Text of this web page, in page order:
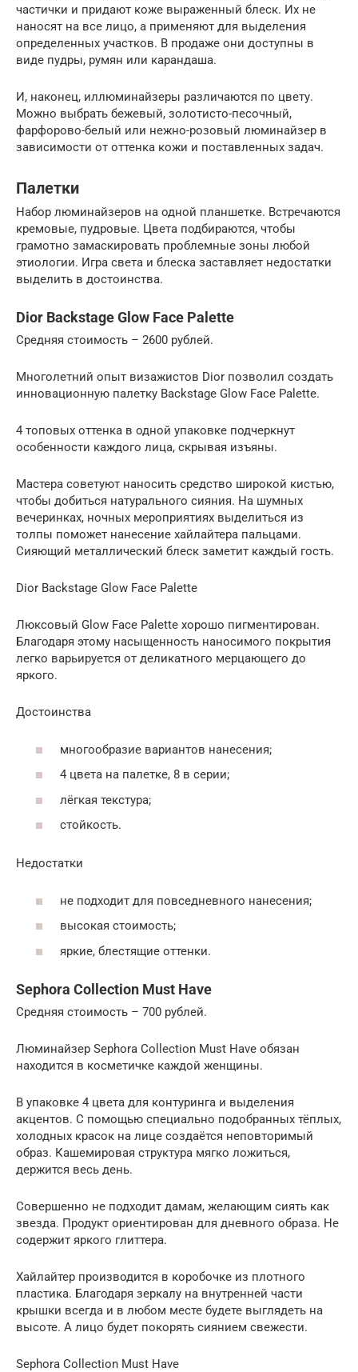
частички и придают коже выраженный блеск. Их не
наносят на все лицо, а применяют для выделения
определенных участков. В продаже они доступны в
виде пудры, румян или карандаша.
И, наконец, иллюминайзеры различаются по цвету.
Можно выбрать бежевый, золотисто-песочный,
фарфорово-белый или нежно-розовый люминайзер в
зависимости от оттенка кожи и поставленных задач.
Палетки
Набор люминайзеров на одной планшетке. Встречаются
кремовые, пудровые. Цвета подбираются, чтобы
грамотно замаскировать проблемные зоны любой
этиологии. Игра света и блеска заставляет недостатки
выделить в достоинства.
Dior Backstage Glow Face Palette
Средняя стоимость – 2600 рублей.
Многолетний опыт визажистов Dior позволил создать
инновационную палетку Backstage Glow Face Palette.
4 топовых оттенка в одной упаковке подчеркнут
особенности каждого лица, скрывая изъяны.
Мастера советуют наносить средство широкой кистью,
чтобы добиться натурального сияния. На шумных
вечеринках, ночных мероприятиях выделиться из
толпы поможет нанесение хайлайтера пальцами.
Сияющий металлический блеск заметит каждый гость.
Dior Backstage Glow Face Palette
Люксовый Glow Face Palette хорошо пигментирован.
Благодаря этому насыщенность наносимого покрытия
легко варьируется от деликатного мерцающего до
яркого.
Достоинства
многообразие вариантов нанесения;
4 цвета на палетке, 8 в серии;
лёгкая текстура;
стойкость.
Недостатки
не подходит для повседневного нанесения;
высокая стоимость;
яркие, блестящие оттенки.
Sephora Collection Must Have
Средняя стоимость – 700 рублей.
Люминайзер Sephora Collection Must Have обязан
находится в косметичке каждой женщины.
В упаковке 4 цвета для контуринга и выделения
акцентов. С помощью специально подобранных тёплых,
холодных красок на лице создаётся неповторимый
образ. Кашемировая структура мягко ложиться,
держится весь день.
Совершенно не подходит дамам, желающим сиять как
звезда. Продукт ориентирован для дневного образа. Не
содержит яркого глиттера.
Хайлайтер производится в коробочке из плотного
пластика. Благодаря зеркалу на внутренней части
крышки всегда и в любом месте будете выглядеть на
высоте. А лицо будет покорять сиянием свежести.
Sephora Collection Must Have